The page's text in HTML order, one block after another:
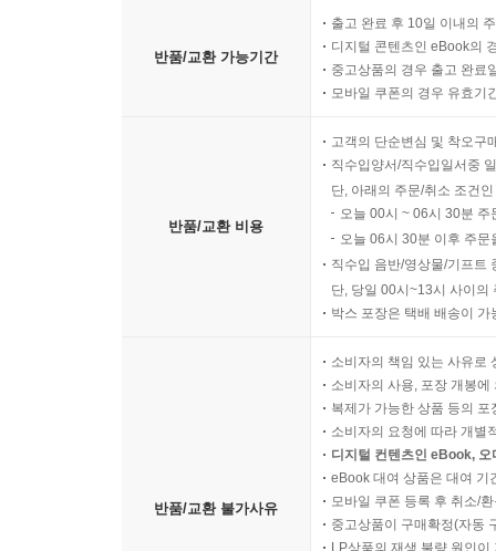
반품/교환 가능기간
출고 완료 후 10일 이내의
디지털 콘텐츠인 eBook의
중고상품의 경우 출고 완료
모바일 쿠폰의 경우 유효기
반품/교환 비용
고객의 단순변심 및 착오구
직수입양서/직수입일서중
단, 아래의 주문/취소 조건
오늘 00시 ~ 06시 30분
오늘 06시 30분 이후 주
직수입 음반/영상물/기프트
단, 당일 00시~13시 사이의
박스 포장은 택배 배송이
반품/교환 불가사유
소비자의 책임 있는 사유로
소비자의 사용, 포장 개봉
복제가 가능한 상품 등의
소비자의 요청에 따라 개별
디지털 컨텐츠인 eBook,
eBook 대여 상품은 대여 기
모바일 쿠폰 등록 후 취소/
중고상품이 구매확정(자동